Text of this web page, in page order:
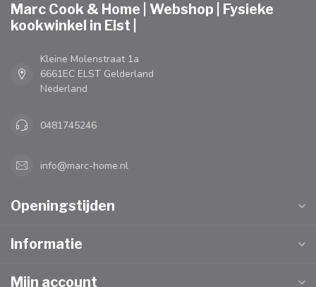
Marc Cook & Home | Webshop | Fysieke
kookwinkel in Elst |
Kleine Molenstraat 1a
6661EC ELST Gelderland
Nederland
0481745246
info@marc-home.nl
Openingstijden
Informatie
Mijn account